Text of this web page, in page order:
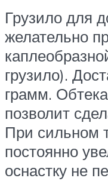
Грузило для
желательно
грузило).
грамм.
позволит
При сильном
постоянно
оснастку не